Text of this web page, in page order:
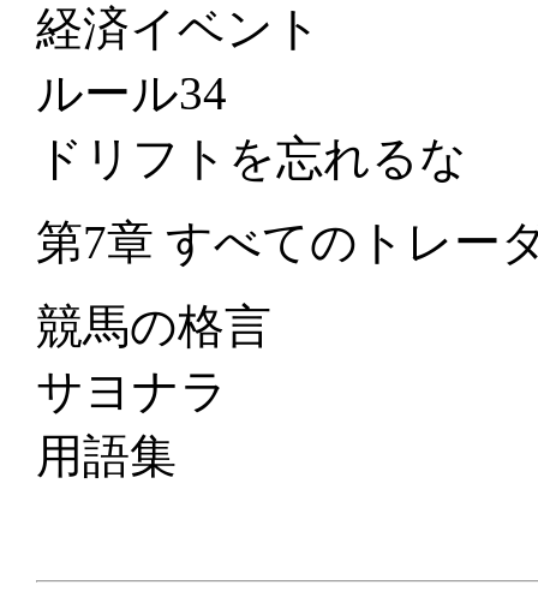
経済イベント
ルール34
ドリフトを忘れるな
第7章 すべてのトレー
競馬の格言
サヨナラ
用語集